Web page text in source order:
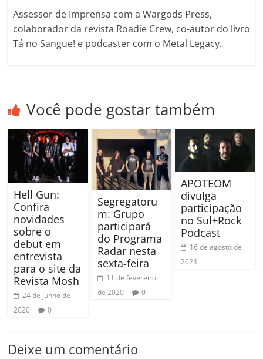
Assessor de Imprensa com a Wargods Press,
colaborador da revista Roadie Crew, co-autor do livro
Tá no Sangue! e podcaster com o Metal Legacy.
Você pode gostar também
Hell Gun:
Confira
novidades
sobre o
debut em
entrevista
para o site da
Revista Mosh
24 de junho de
2020
0
Segregatoru
m: Grupo
participará
do Programa
Radar nesta
sexta-feira
11 de fevereiro
de 2020
0
APOTEOM
divulga
participação
no Sul+Rock
Podcast
16 de agosto de
2024
Deixe um comentário